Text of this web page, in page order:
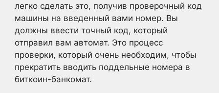
легко сделать это, получив проверочный код
машины на введенный вами номер. Вы
должны ввести точный код, который
отправил вам автомат. Это процесс
проверки, который очень необходим, чтобы
прекратить вводить поддельные номера в
биткоин-банкомат.